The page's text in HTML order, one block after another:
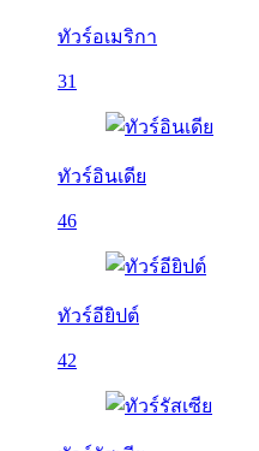
ทัวร์อเมริกา
31
ทัวร์อินเดีย
46
ทัวร์อียิปต์
42